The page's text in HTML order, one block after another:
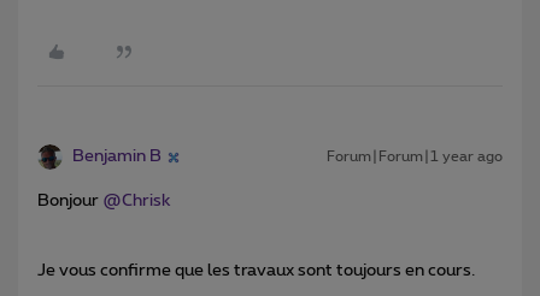
Benjamin B Forum|Forum|1 year ago
Bonjour ​ @Chrisk
Je vous confirme que les travaux sont toujours en cours.